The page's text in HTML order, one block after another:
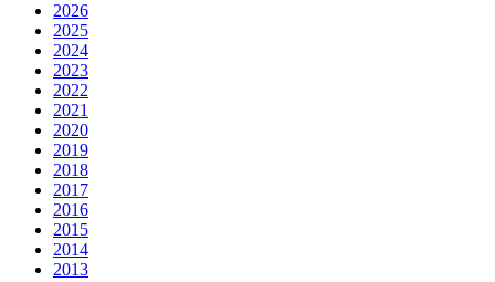
2026
2025
2024
2023
2022
2021
2020
2019
2018
2017
2016
2015
2014
2013